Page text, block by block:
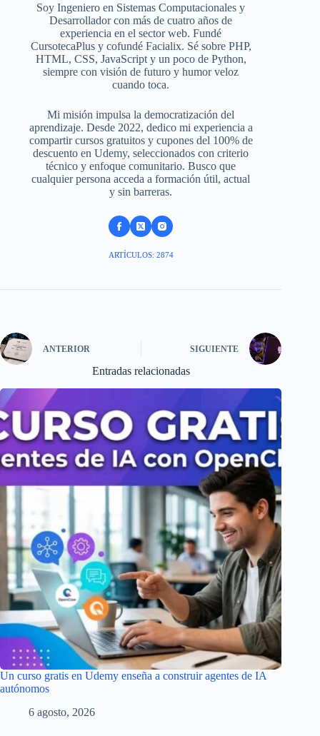
Soy Ingeniero en Sistemas Computacionales y
Desarrollador con más de cuatro años de
experiencia en el sector web. Fundé
CursotecaPlus y cofundé Facialix. Sé sobre PHP,
HTML, CSS, JavaScript y un poco de Python,
siempre con visión de futuro y humor veloz
cuando toca.
Mi misión impulsa la democratización del
aprendizaje. Desde 2022, dedico mi experiencia a
compartir cursos gratuitos y cupones del 100% de
descuento en Udemy, seleccionados con criterio
técnico y enfoque comunitario. Busco que
cualquier persona acceda a formación útil, actual
y sin barreras.
ARTÍCULOS: 2874
ANTERIOR SIGUIENTE
Entradas relacionadas
Un curso gratis en Udemy enseña a construir agentes de IA
autónomos
6 agosto, 2026